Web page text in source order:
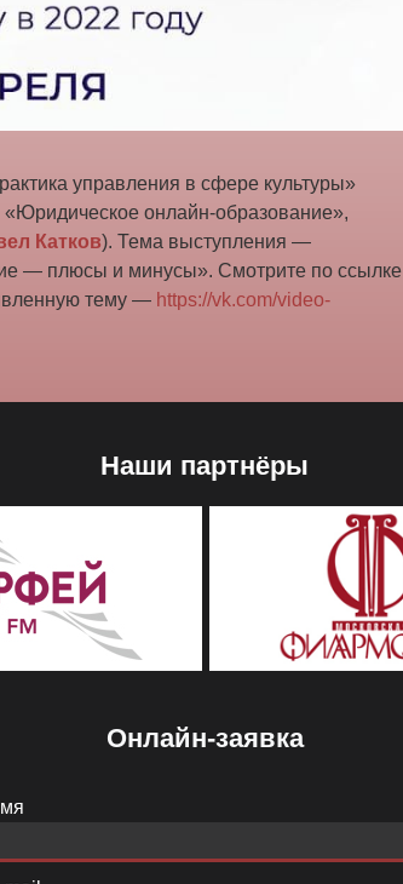
управления в сфере культуры»
онлайн-образование»,
Катков). Тема выступления —
— плюсы и минусы». Смотрите по ссылке
тему — https://vk.com/video-
Наши партнёры
Онлайн-заявка